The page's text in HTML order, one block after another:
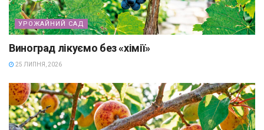
УРОЖАЙНИЙ САД
Виноград лікуємо без «хімії»
25 ЛИПНЯ, 2026